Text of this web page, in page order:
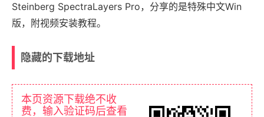
Steinberg SpectraLayers Pro，分享的是特殊中文Win
版，附视频安装教程。
隐藏的下载地址
本页资源下载绝不收
费，输入验证码后查看